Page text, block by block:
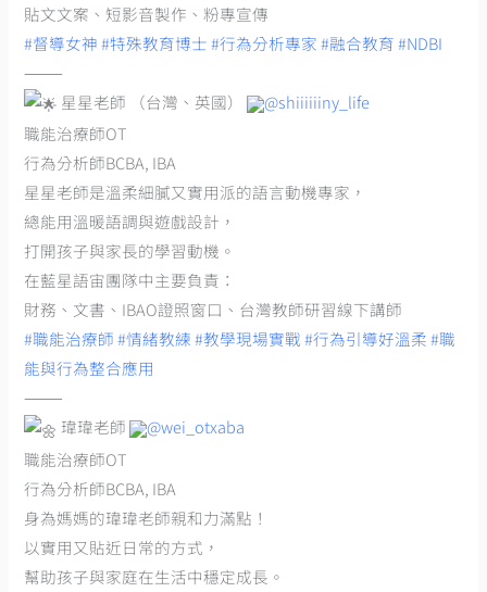
貼文文案、短影音製作、粉專宣傳
#督導女神#特殊教育博士#行為分析專家#融合教育#NDBI
⸻
星星老師 （台灣、英國）
@shiiiiiiny_life
職能治療師OT
行為分析師BCBA, IBA
星星老師是溫柔細膩又實用派的語言動機專家，
總能用溫暖語調與遊戲設計，
打開孩子與家長的學習動機。
在藍星語宙團隊中主要負責：
財務、文書、IBAO證照窗口、台灣教師研習線下講師
#職能治療師#情緒教練#教學現場實戰#行為引導好溫柔#職
能與行為整合應用
⸻
瑋瑋老師
@wei_otxaba
職能治療師OT
行為分析師BCBA, IBA
身為媽媽的瑋瑋老師親和力滿點！
以實用又貼近日常的方式，
幫助孩子與家庭在生活中穩定成長。